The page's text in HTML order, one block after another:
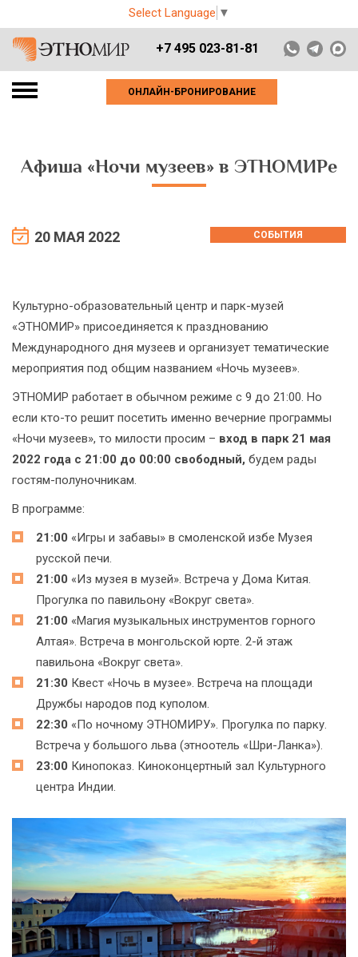
Select Language ▼
+7 495 023-81-81
ОНЛАЙН-БРОНИРОВАНИЕ
Афиша «Ночи музеев» в ЭТНОМИРе
20 МАЯ 2022 СОБЫТИЯ
Культурно-образовательный центр и парк-музей
«ЭТНОМИР» присоединяется к празднованию
Международного дня музеев и организует тематические
мероприятия под общим названием «Ночь музеев».
ЭТНОМИР работает в обычном режиме с 9 до 21:00. Но
если кто-то решит посетить именно вечерние программы
«Ночи музеев», то милости просим – вход в парк 21 мая
2022 года с 21:00 до 00:00 свободный, будем рады
гостям-полуночникам.
В программе:
21:00 «Игры и забавы» в смоленской избе Музея
русской печи.
21:00 «Из музея в музей». Встреча у Дома Китая.
Прогулка по павильону «Вокруг света».
21:00 «Магия музыкальных инструментов горного
Алтая». Встреча в монгольской юрте. 2-й этаж
павильона «Вокруг света».
21:30 Квест «Ночь в музее». Встреча на площади
Дружбы народов под куполом.
22:30 «По ночному ЭТНОМИРУ». Прогулка по парку.
Встреча у большого льва (этноотель «Шри-Ланка»).
23:00 Кинопоказ. Киноконцертный зал Культурного
центра Индии.